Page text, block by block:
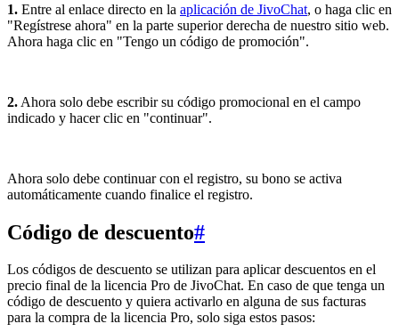
1. Entre al enlace directo en la aplicación de JivoChat, o haga clic en
"Regístrese ahora" en la parte superior derecha de nuestro sitio web.
Ahora haga clic en "Tengo un código de promoción".
2. Ahora solo debe escribir su código promocional en el campo
indicado y hacer clic en "continuar".
Ahora solo debe continuar con el registro, su bono se activa
automáticamente cuando finalice el registro.
Código de descuento#
Los códigos de descuento se utilizan para aplicar descuentos en el
precio final de la licencia Pro de JivoChat. En caso de que tenga un
código de descuento y quiera activarlo en alguna de sus facturas
para la compra de la licencia Pro, solo siga estos pasos: